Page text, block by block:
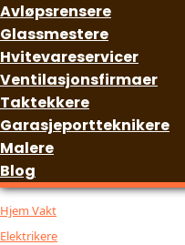
Avløpsrensere
Glassmestere
Hvitevareservicer
Ventilasjonsfirmaer
Taktekkere
Garasjeportteknikere
Malere
Blog
Hjem Vakt
Elektrikere